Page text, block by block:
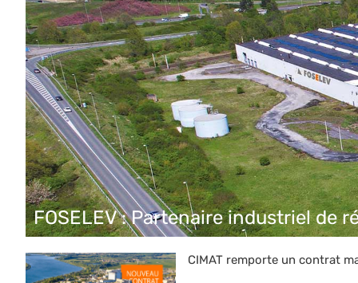
FOSELEV : Partenaire industriel de
CIMAT remporte un contrat